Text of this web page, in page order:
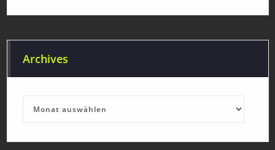
Archives